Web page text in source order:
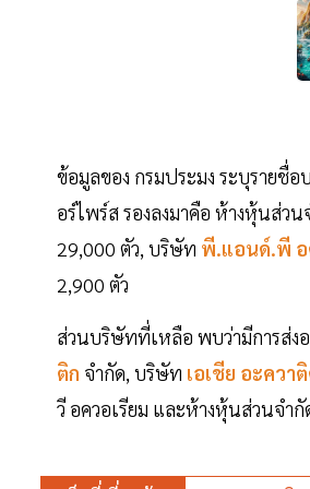
ข้อมูลของ กรมประมง ระบุรายชื่
อร์ไพร์ส รองลงมาคือ ห้างหุ้นส่ว
29,000 ตัว, บริษัท พี.แอนด์.พี อ
2,900 ตัว
ส่วนบริษัทที่เหลือ พบว่ามีการส่ง
ติก จำกัด, บริษัท เอเชีย อะควา
วี อควอเรียม และห้างหุ้นส่วนจำกั